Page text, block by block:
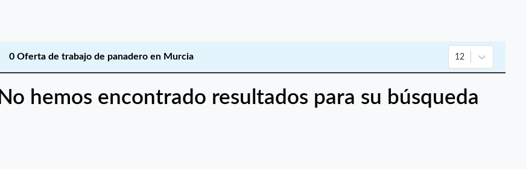
0 Oferta de trabajo de panadero en Murcia 12
No hemos encontrado resultados para su búsqueda